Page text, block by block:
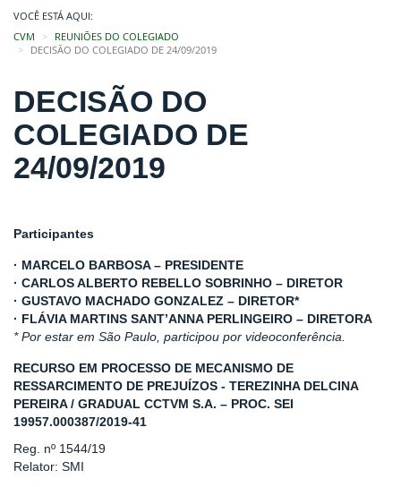
VOCÊ ESTÁ AQUI:
CVM
REUNIÕES DO COLEGIADO
DECISÃO DO COLEGIADO DE 24/09/2019
DECISÃO DO
COLEGIADO DE
24/09/2019
Participantes
· MARCELO BARBOSA – PRESIDENTE
· CARLOS ALBERTO REBELLO SOBRINHO – DIRETOR
· GUSTAVO MACHADO GONZALEZ – DIRETOR*
· FLÁVIA MARTINS SANT’ANNA PERLINGEIRO – DIRETORA
* Por estar em São Paulo, participou por videoconferência.
RECURSO EM PROCESSO DE MECANISMO DE
RESSARCIMENTO DE PREJUÍZOS - TEREZINHA DELCINA
PEREIRA / GRADUAL CCTVM S.A. – PROC. SEI
19957.000387/2019-41
Reg. nº 1544/19
Relator: SMI